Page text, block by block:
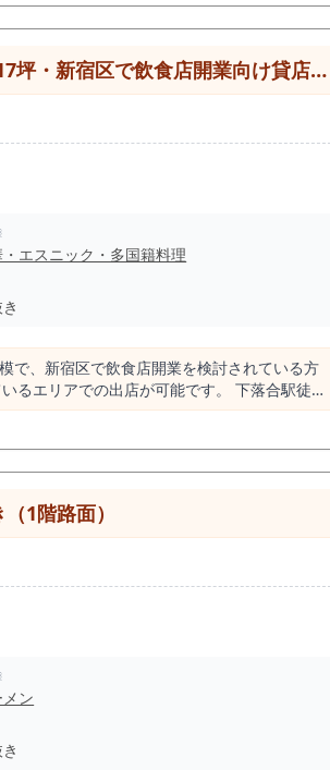
在し、そのうち居酒屋は219店とレッドオー
パクトサイ
酒屋業態に限らず、以下のような業態に高い
分ける二毛作業態（ランチ特化＋夜軽飲
ような“瞬間集客”ではなく、 意図的に来店
を確立できます。 「居酒屋のま
再現性の高い出店が可能です。 この物
わず現地をご確認ください。
開業向け貸店舗(物件取得費用450万円）
エスニック・多国籍料理
で、新宿区で飲食店開業を検討されている方
での出店が可能です。 下落合駅徒歩
い規模感と、駅徒歩1分という高い利便性を
線による安定した人流が特徴です。特に駅徒
の
アです。 新宿区内でありながら、落ち着い
います。 また、半径500m圏
ますが、裏を返せば「カレー・エスニック系
場としての受容性がある証であり、新規出店
厨房のバランスを取りやすく、 1人開業や少
用と認知の積み重ねが重要となるため、導
がある状態で引き継げる可能性のある貸店舗
ク業態で出店を検討している方 にとっ
1階路面）
ン